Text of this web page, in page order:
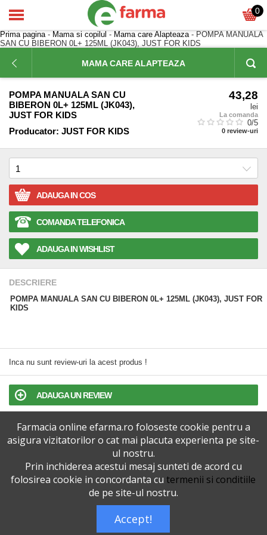
0
Prima pagina- Mama si copilul - Mama care Alapteaza- POMPA MANUALA
SAN CU BIBERON 0L+ 125ML (JK043), JUST FOR KIDS
MAMA CARE ALAPTEAZA
POMPA MANUALA SAN CU
BIBERON 0L+ 125ML (JK043),
JUST FOR KIDS
Producator: JUST FOR KIDS
43,28
lei
La comanda
0/5
0 review-uri
ADAUGA IN COS
COMANDA TELEFONICA
ADAUGA IN WISHLIST
DESCRIERE
POMPA MANUALA SAN CU BIBERON 0L+ 125ML (JK043), JUST FOR
KIDS
Inca nu sunt review-uri la acest produs !
ADAUGA UN REVIEW
TERMENI SI CONDITII
POLITICA DE CONFIDENTIALITATE
VERSIUNEA DESKTOP
Farmacia online efarma.ro foloseste cookie pentru a
asigura vizitatorilor o cat mai placuta experienta pe site-
ul nostru.
Prin inchiderea acestui mesaj sunteti de acord cu
folosirea cookie in concordanta cu termenii si conditiile
de pe site-ul nostru.
Accept!